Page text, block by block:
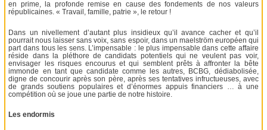
en prime, la profonde remise en cause des fondements de nos valeurs
républicaines. « Travail, famille, patrie », le retour !
Dans un nivellement d’autant plus insidieux qu’il avance cacher et qu’il
pourrait nous laisser sans voix, sans espoir, dans un maelström européen qui
part dans tous les sens. L’impensable : le plus impensable dans cette affaire
réside dans la pléthore de candidats potentiels qui ne veulent pas voir,
envisager les risques encourus et qui semblent prêts à affronter la bête
immonde en tant que candidate comme les autres, BCBG, dédiabolisée,
digne de concourir après son père, après ses tentatives infructueuses, avec
de grands soutiens populaires et d’énormes appuis financiers … à une
compétition où se joue une partie de notre histoire.
Les endormis